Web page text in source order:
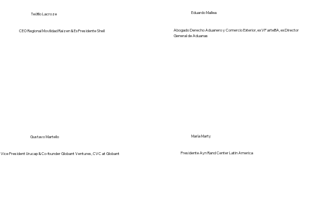
Teófilo Lacroze
CEO Regional Movilidad Raizen & Ex Presidente Shell
Eduardo Mallea
Abogado Derecho Aduanero y Comercio Exterior, ex VP arteBA, ex Director
General de Aduanas
Gustavo Martello
Vice President Urucap & Co-founder Globant Ventures, CVC at Globant
María Marty
Presidente Ayn Rand Center Latin America